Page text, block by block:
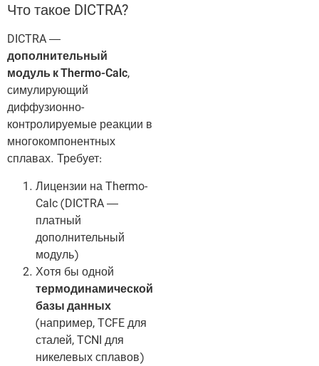
Что такое DICTRA?
DICTRA —
дополнительный
модуль к Thermo-Calc,
симулирующий
диффузионно-
контролируемые реакции в
многокомпонентных
сплавах. Требует:
Лицензии на Thermo-
Calc (DICTRA —
платный
дополнительный
модуль)
Хотя бы одной
термодинамической
базы данных
(например, TCFE для
сталей, TCNI для
никелевых сплавов)